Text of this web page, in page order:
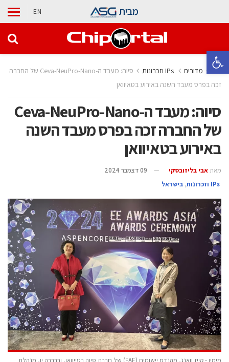
פתח סרגל נגישות
מבית EN
בית מדורים
סיוה: מעבד ה-Ceva-NeuPro-Nano של החברה
זכה בפרס מעבד השנה באירוע בטאיוואן
סיוה: מעבד ה-Ceva-NeuPro-Nano
של החברה זכה בפרס מעבד השנה
באירוע בטאיוואן
מאת אבי בליזובסקי
09 דצמבר 2024
, בישראל
מימין - קייז וואנג, מהנדס יישומים (FAE) של חברת סיוה בטייוואן, וברברה יו, מנהלת